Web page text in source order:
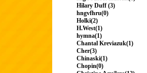
Hilary Duff (3)
hngvfhru(0)
Holki(2)
H.West(1)
hymna(1)
Chantal Kreviazuk(1)
Cher(3)
Chinaski(1)
Chopin(0)